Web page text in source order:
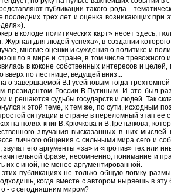
публикации такого рода -
трех лет и оценка возникающих при
в колоде политических карт» несет здесь,
для людей успеха», в создании
многие оценки и суждения о политике и
в мире и стране, в том числе тревожного
в коконе собственных интересов и
по лестнице, ведущей вниз...
о завершаемой В.Гусейновым тогда
президентом России В.Путиным. И это был
и решаются судьбы государств и людей. Так
к этой теме, к тем же, по сути, исходным
ситуации в стране в переломный этап ее
на полях книг В.Крючкова и В.Третьякова,
звучания высказанных в них
личного общения с сильными мира сего и
его аргументы «за» и «против» тех или
фразе, несомненно, понимание и
их с иной, не менее аргументированной.
публикациях не только общую логику
когда вместе с автором ныряешь в
- с сегодняшним миром?